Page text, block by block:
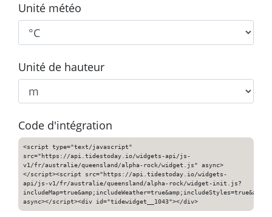
Unité météo
Unité de hauteur
Code d'intégration
<script type="text/javascript"
src="https://api.tidestoday.io/widgets-api/js-
v1/fr/australie/queensland/alpha-rock/widget.js" async>
</script><script src="https://api.tidestoday.io/widgets-
api/js-v1/fr/australie/queensland/alpha-rock/widget-init.js?
async></script><div id="tidewidget__1043"></div>